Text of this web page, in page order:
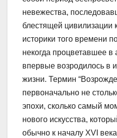
невежества,
блестящей цивилизации
историки того времени
некогда процветавшее в
впервые возродилось в
жизни. Термин
первоначально не
эпохи, сколько самый
нового искусства,
обычно к началу XVI